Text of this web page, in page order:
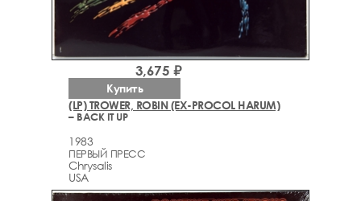
(LP) TROWER, ROBIN (EX-PROCOL HARUM)
– BACK IT UP
1983
ПЕРВЫЙ ПРЕСС
Chrysalis
USA
3,675 ₽
Купить